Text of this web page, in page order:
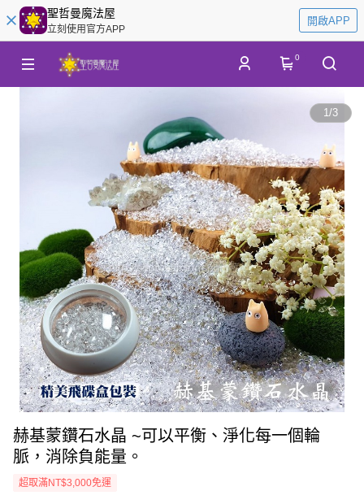
聖哲曼魔法屋
立刻使用官方APP
開啟APP
0
1/3
赫基蒙鑽石水晶 ~可以平衡、淨化每一個輪
脈，消除負能量。
超取滿NT$3,000免運